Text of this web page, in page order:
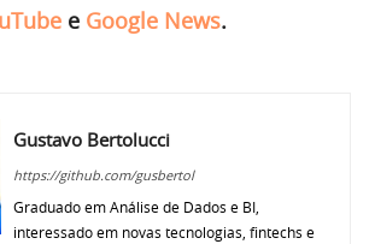
e Google News.
Gustavo Bertolucci
https://github.com/gusbertol
Graduado em Análise de Dados e BI,
interessado em novas tecnologias, fintechs e